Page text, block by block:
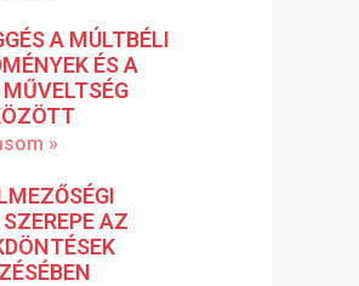
A MÚLTBÉLI
ÉS A
»
AZ